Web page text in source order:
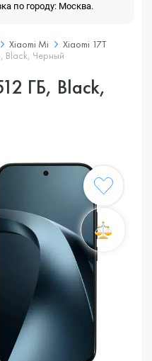
по городу: Москва.
Xiaomi Mi
Xiaomi 17T
Black, Черный
ГБ, Black,